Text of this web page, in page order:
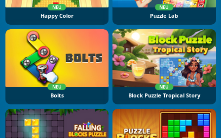
NEU
Happy Color
NEU
Puzzle Lab
NEU
Bolts
NEU
Block Puzzle Tropical Story